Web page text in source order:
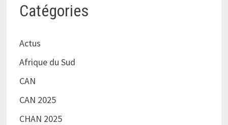
Catégories
Actus
Afrique du Sud
CAN
CAN 2025
CHAN 2025